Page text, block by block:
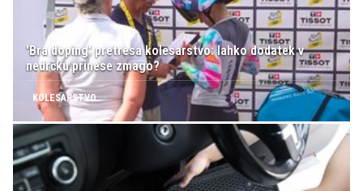
'Bra doping' pretresa kolesarstvo: lahko dodatek v
nedrčku prinese zmago?
KOLESARSTVO